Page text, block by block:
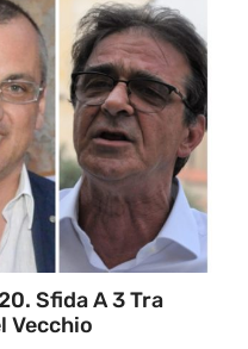
Sfida A 3 Tra
Vecchio